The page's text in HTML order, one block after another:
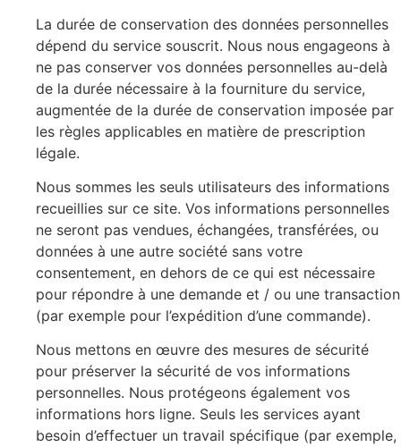
La durée de conservation des données personnelles
dépend du service souscrit. Nous nous engageons à
ne pas conserver vos données personnelles au-delà
de la durée nécessaire à la fourniture du service,
augmentée de la durée de conservation imposée par
les règles applicables en matière de prescription
légale.
Nous sommes les seuls utilisateurs des informations
recueillies sur ce site. Vos informations personnelles
ne seront pas vendues, échangées, transférées, ou
données à une autre société sans votre
consentement, en dehors de ce qui est nécessaire
pour répondre à une demande et / ou une transaction
(par exemple pour l’expédition d’une commande).
Nous mettons en œuvre des mesures de sécurité
pour préserver la sécurité de vos informations
personnelles. Nous protégeons également vos
informations hors ligne. Seuls les services ayant
besoin d’effectuer un travail spécifique (par exemple,